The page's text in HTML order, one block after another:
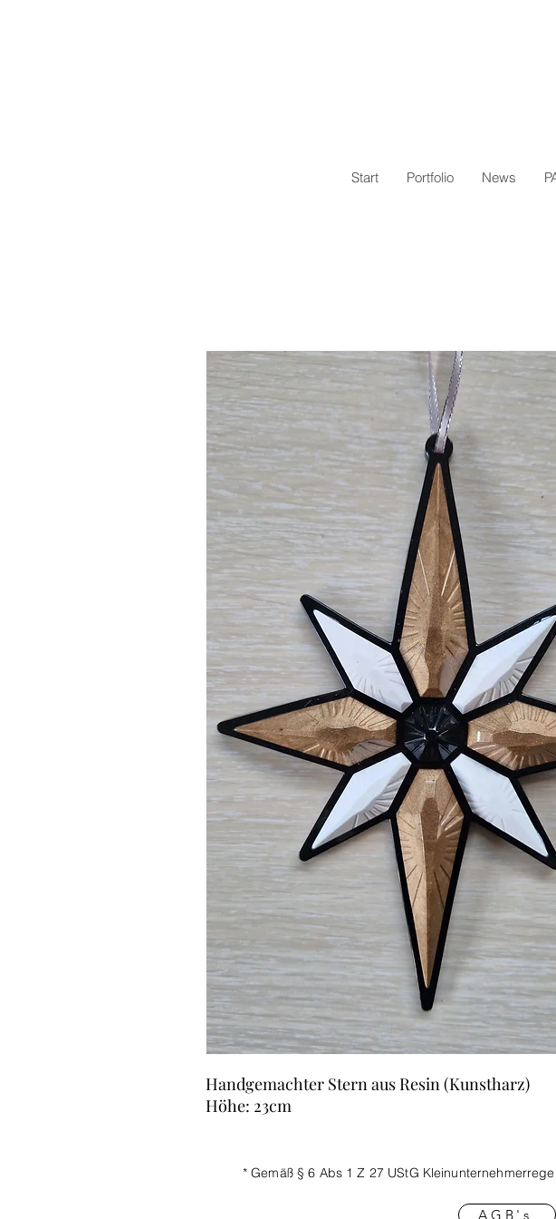
Start Portfolio News
Handgemachter Stern aus Resin (Kunstharz)
Höhe: 23cm
* Gemäß § 6 Abs 1 Z 27 UStG
AGB's